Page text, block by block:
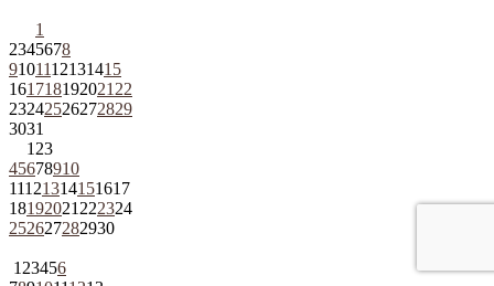
1
2345678
9101112131415
161718192021 22
23242526272829
3031
1 23
45678910
11121314151617
18192021 222324
252627282930
1 23456